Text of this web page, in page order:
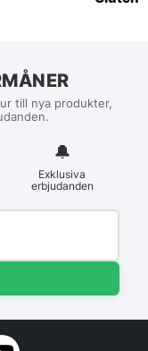
till nya produkter,
🔔
Exklusiva
erbjudanden